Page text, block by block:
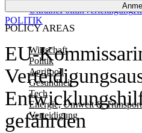
POLICY AREAS
Wirtschaft
Politik
Agrifood
Gesundheit
Tech
Energie, Umwelt & Transport
Verteidigung
UkrainePolitikVerteidigung
EU-
gefährden
POLITIK